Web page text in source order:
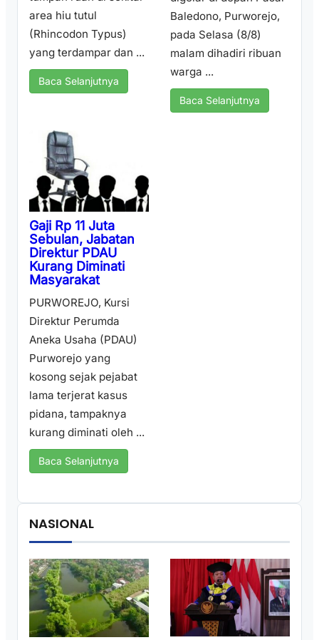
area hiu tutul
(Rhincodon Typus)
yang terdampar dan ...
Baca Selanjutnya
Baledono, Purworejo,
pada Selasa (8/8)
malam dihadiri ribuan
warga ...
Baca Selanjutnya
Gaji Rp 11 Juta
Sebulan, Jabatan
Direktur PDAU
Kurang Diminati
Masyarakat
PURWOREJO, Kursi
Direktur Perumda
Aneka Usaha (PDAU)
Purworejo yang
kosong sejak pejabat
lama terjerat kasus
pidana, tampaknya
kurang diminati oleh ...
Baca Selanjutnya
NASIONAL